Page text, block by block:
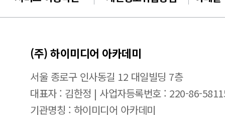
(주) 하이미디어 아카데미
서울 종로구 인사동길 12 대일빌딩 7층
대표자 : 김한정 | 사업자등록번호 : 220-86-
기관명칭 : 하이미디어 아카데미